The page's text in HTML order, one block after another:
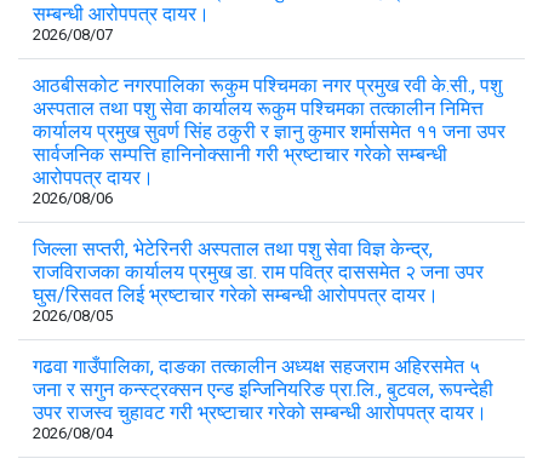
सम्बन्धी आरोपपत्र दायर।
2026/08/07
आठबीसकोट नगरपालिका रूकुम पश्चिमका नगर प्रमुख रवी के.सी., पशु
अस्पताल तथा पशु सेवा कार्यालय रूकुम पश्चिमका तत्कालीन निमित्त
कार्यालय प्रमुख सुवर्ण सिंह ठकुरी र ज्ञानु कुमार शर्मासमेत ११ जना उपर
सार्वजनिक सम्पत्ति हानिनोक्सानी गरी भ्रष्टाचार गरेको सम्बन्धी
आरोपपत्र दायर।
2026/08/06
जिल्ला सप्तरी, भेटेरिनरी अस्पताल तथा पशु सेवा विज्ञ केन्द्र,
राजविराजका कार्यालय प्रमुख डा. राम पवित्र दाससमेत २ जना उपर
घुस/रिसवत लिई भ्रष्टाचार गरेको सम्बन्धी आरोपपत्र दायर।
2026/08/05
गढवा गाउँपालिका, दाङका तत्कालीन अध्यक्ष सहजराम अहिरसमेत ५
जना र सगुन कन्स्ट्रक्सन एन्ड इन्जिनियरिङ प्रा.लि., बुटवल, रूपन्देही
उपर राजस्व चुहावट गरी भ्रष्टाचार गरेको सम्बन्धी आरोपपत्र दायर।
2026/08/04